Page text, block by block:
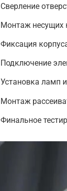
Сверление
Монтаж несущих
Фиксация
Подключение
Установка ламп
Монтаж
Финальное